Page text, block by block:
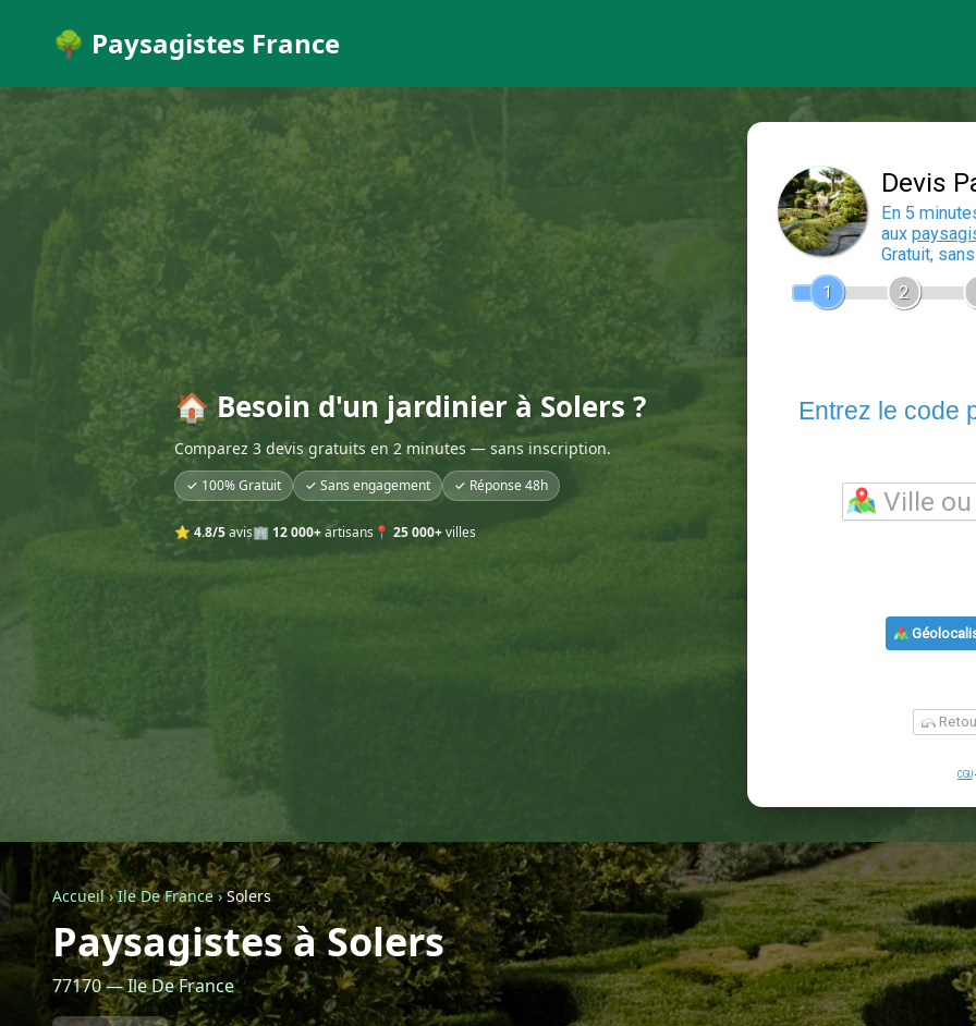
🌳 Paysagistes France
🏠 Besoin d'un jardinier à Solers ?
Comparez 3 devis gratuits en 2 minutes — sans inscription.
✓ 100% Gratuit ✓ Sans engagement ✓ Réponse 48h
⭐ 4.8/5avis🏢 12 000+artisans 📍 25 000+villes
Accueil›Ile De France›Solers
Paysagistes à Solers
77170 — Ile De France